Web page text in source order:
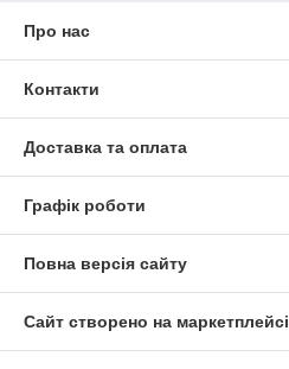
Про нас
Контакти
Доставка та оплата
Графік роботи
Повна версія сайту
Сайт створено на маркетплейсі